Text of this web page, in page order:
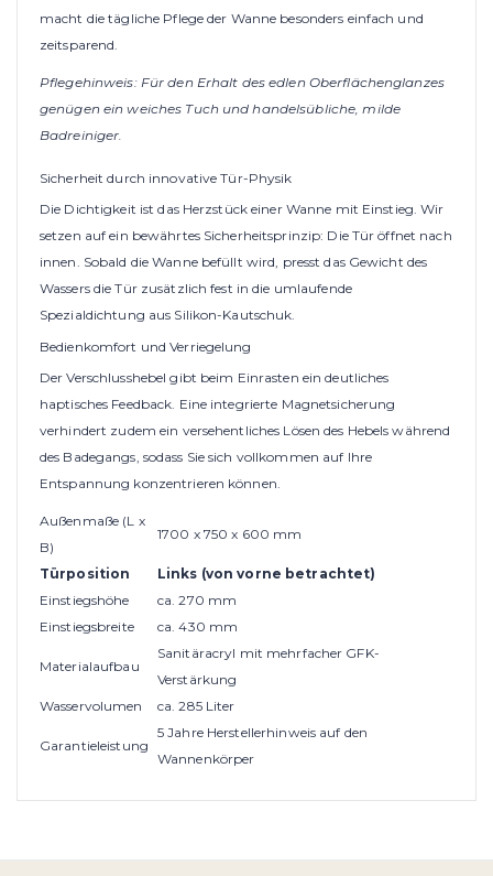
macht die tägliche Pflege der Wanne besonders einfach und
zeitsparend.
Pflegehinweis: Für den Erhalt des edlen Oberflächenglanzes
genügen ein weiches Tuch und handelsübliche, milde
Badreiniger.
Sicherheit durch innovative Tür-Physik
Die Dichtigkeit ist das Herzstück einer Wanne mit Einstieg. Wir
setzen auf ein bewährtes Sicherheitsprinzip: Die Tür öffnet nach
innen. Sobald die Wanne befüllt wird, presst das Gewicht des
Wassers die Tür zusätzlich fest in die umlaufende
Spezialdichtung aus Silikon-Kautschuk.
Bedienkomfort und Verriegelung
Der Verschlusshebel gibt beim Einrasten ein deutliches
haptisches Feedback. Eine integrierte Magnetsicherung
verhindert zudem ein versehentliches Lösen des Hebels während
des Badegangs, sodass Sie sich vollkommen auf Ihre
Entspannung konzentrieren können.
Außenmaße (L x
B)
1700 x 750 x 600 mm
Türposition
Links (von vorne betrachtet)
Einstiegshöhe
ca. 270 mm
Einstiegsbreite
ca. 430 mm
Materialaufbau
Sanitäracryl mit mehrfacher GFK-
Verstärkung
Wasservolumen
ca. 285 Liter
Garantieleistung
5 Jahre Herstellerhinweis auf den
Wannenkörper